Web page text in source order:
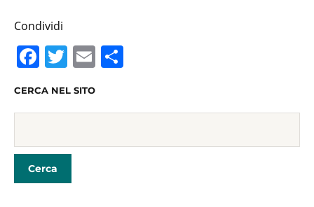
Condividi
F
c
e
b
o
o
T
w
itt
er
E
l di
vi
CERCA NEL SITO